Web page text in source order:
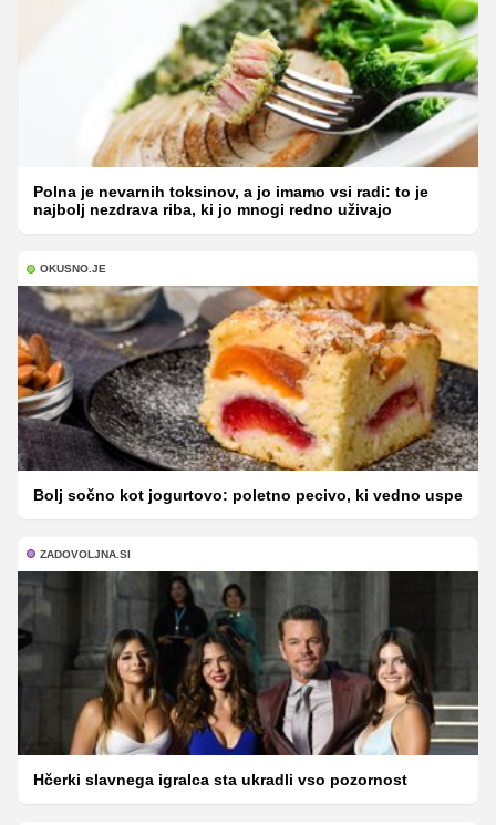
Polna je nevarnih toksinov, a jo imamo vsi radi: to je
najbolj nezdrava riba, ki jo mnogi redno uživajo
OKUSNO.JE
Bolj sočno kot jogurtovo: poletno pecivo, ki vedno uspe
ZADOVOLJNA.SI
Hčerki slavnega igralca sta ukradli vso pozornost